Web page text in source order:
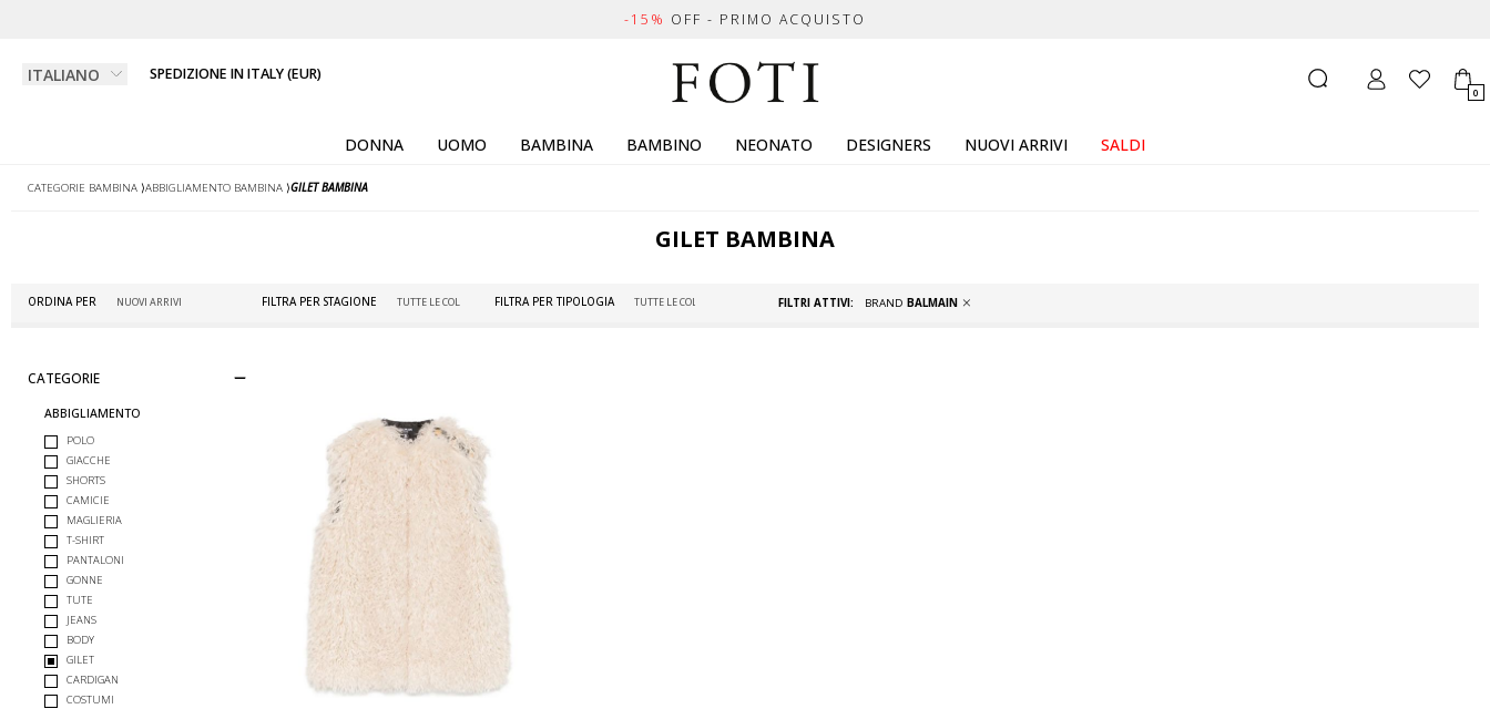
-15% OFF - PRIMO ACQUISTO
SPEDIZIONE IN ITALY (EUR)
0
DONNA UOMO BAMBINA BAMBINO NEONATO DESIGNERS NUOVI ARRIVI SALDI
CATEGORIE BAMBINA ⟩ABBIGLIAMENTO BAMBINA ⟩GILET BAMBINA
GILET BAMBINA
ORDINA PER FILTRA PER STAGIONE FILTRA PER TIPOLOGIA FILTRI ATTIVI: BRAND BALMAIN
CATEGORIE
ABBIGLIAMENTO
POLO
GIACCHE
SHORTS
CAMICIE
MAGLIERIA
T-SHIRT
PANTALONI
GONNE
TUTE
JEANS
BODY
GILET
CARDIGAN
COSTUMI